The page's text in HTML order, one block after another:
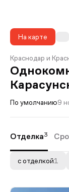
На карте
Краснодар и
По умолчанию9
Отделка3
с отделкой1